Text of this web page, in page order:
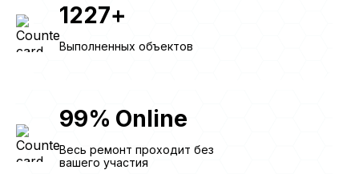
1227+
Выполненных объектов
99% Online
Весь ремонт проходит без
вашего участия